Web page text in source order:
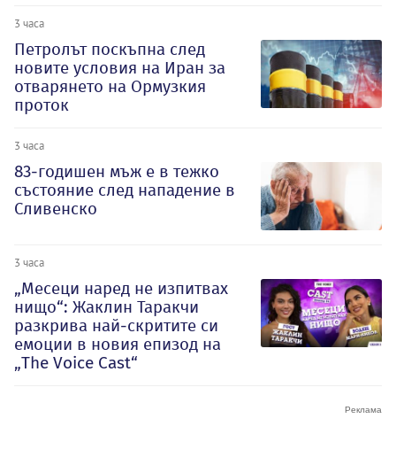
3 часа
Петролът поскъпна след
новите условия на Иран за
отварянето на Ормузкия
проток
3 часа
83-годишен мъж е в тежко
състояние след нападение в
Сливенско
3 часа
„Месеци наред не изпитвах
нищо“: Жаклин Таракчи
разкрива най-скритите си
емоции в новия епизод на
„The Voice Cast“